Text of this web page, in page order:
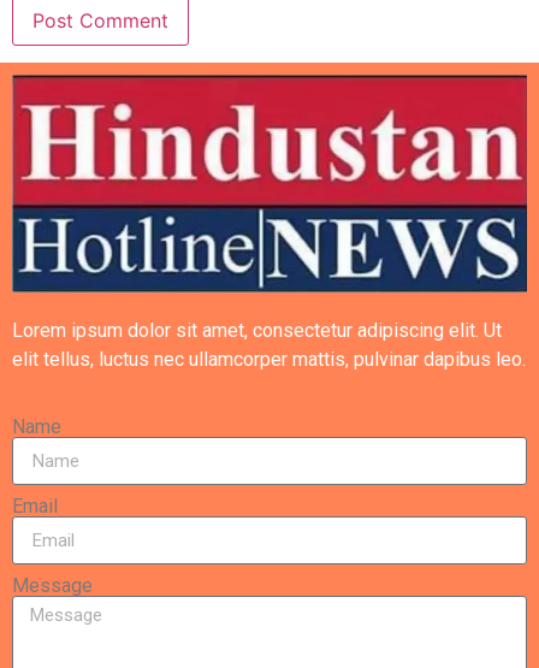
Lorem ipsum dolor sit amet, consectetur adipiscing elit. Ut
elit tellus, luctus nec ullamcorper mattis, pulvinar dapibus leo.
Name
Email
Message